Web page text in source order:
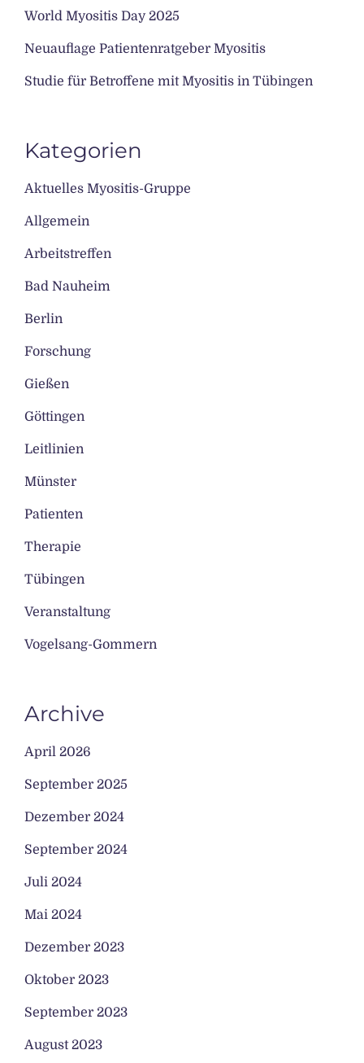
World Myositis Day 2025
Neuauflage Patientenratgeber Myositis
Studie für Betroffene mit Myositis in Tübingen
Kategorien
Aktuelles Myositis-Gruppe
Allgemein
Arbeitstreffen
Bad Nauheim
Berlin
Forschung
Gießen
Göttingen
Leitlinien
Münster
Patienten
Therapie
Tübingen
Veranstaltung
Vogelsang-Gommern
Archive
April 2026
September 2025
Dezember 2024
September 2024
Juli 2024
Mai 2024
Dezember 2023
Oktober 2023
September 2023
August 2023